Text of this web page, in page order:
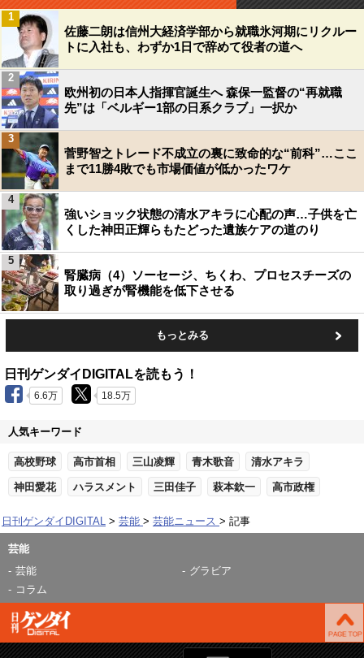
佐藤二朗は信州大経済学部から就職氷河期にリクルー
トに入社も、わずか1日で辞めて役者の道へ
1
欧州初の日本人指揮官誕生へ 森保一監督の“再就職
先”は「ベルギー1部の日系クラブ」一択か
2
菅野智之トレード不成立の裏に致命的な“前科”…ここ
まで11勝4敗でも市場価値が低かったワケ
3
強いショック状態の清水アキラに心配の声…子供を亡
くした神田正輝らもたどった遺族ケアの道のり
4
腎臓病（4）ソーセージ、ちくわ、プロセスチーズの
取り過ぎが腎機能を低下させる
5
もっとみる
日刊ゲンダイDIGITALを読もう！
6.6万 18.5万
人気キーワード
高校野球 高市首相 三山凌輝 青木歌音 清水アキラ
神田愛花 ハラスメント 三田佳子 萩本欽一 高市政権
日刊ゲンダイDIGITAL 芸能 芸能ニュース 記事
芸能
芸能
グラビア
コラム